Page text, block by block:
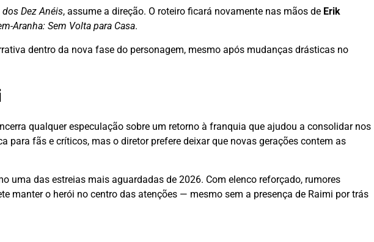
dos Dez Anéis, assume a direção. O roteiro ficará novamente nas mãos de Erik
Aranha: Sem Volta para Casa.
dentro da nova fase do personagem, mesmo após mudanças drásticas no
qualquer especulação sobre um retorno à franquia que ajudou a consolidar nos
para fãs e críticos, mas o diretor prefere deixar que novas gerações contem as
uma das estreias mais aguardadas de 2026. Com elenco reforçado, rumores
manter o herói no centro das atenções — mesmo sem a presença de Raimi por trás